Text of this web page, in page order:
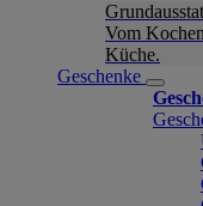
Vom
Küche.
Geschenke